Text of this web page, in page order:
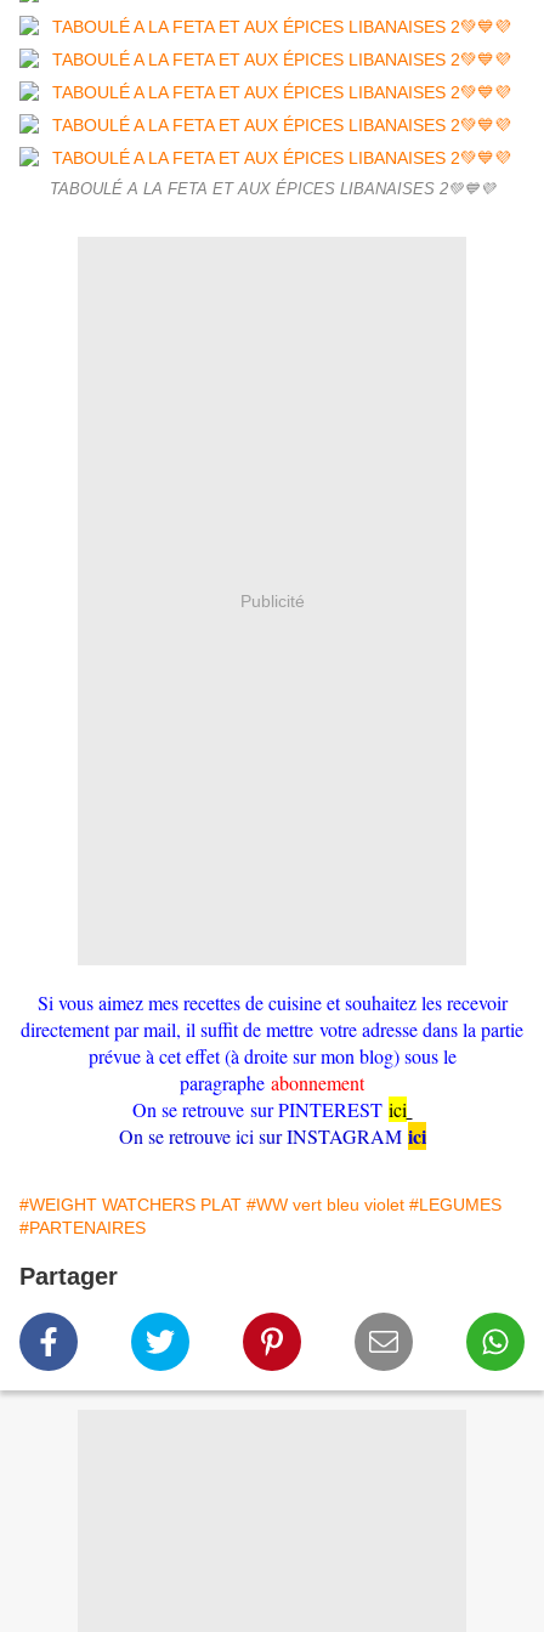
TABOULÉ A LA FETA ET AUX ÉPICES LIBANAISES 2💚💙💜
Publicité
Si vous aimez mes recettes de cuisine et souhaitez les recevoir
directement par mail, il suffit de mettre votre adresse dans la partie
prévue à cet effet (à droite sur mon blog) sous le
paragraphe abonnement
On se retrouve sur PINTEREST ici
On se retrouve ici sur INSTAGRAM ici
#WEIGHT WATCHERS PLAT #WW vert bleu violet #LEGUMES
#PARTENAIRES
Partager